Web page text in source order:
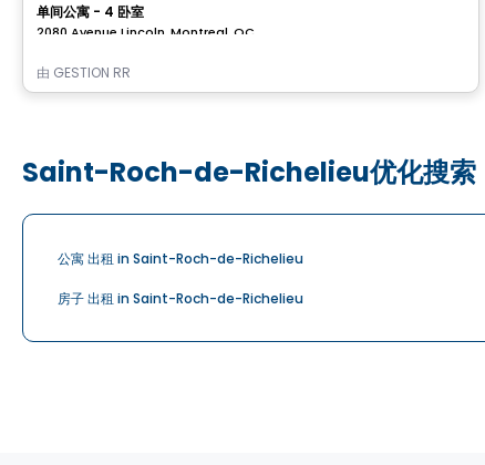
单间公寓 - 4 卧室
2080 Avenue Lincoln, Montreal, QC
由 GESTION RR
Saint-Roch-de-Richelieu优化搜索
公寓 出租 in Saint-Roch-de-Richelieu
房子 出租 in Saint-Roch-de-Richelieu